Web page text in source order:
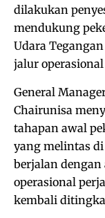
dilakukan
mendukung
Udara
jalur
General
Chairunisa
tahapan awal
yang melintas
berjalan
operasional
kembali